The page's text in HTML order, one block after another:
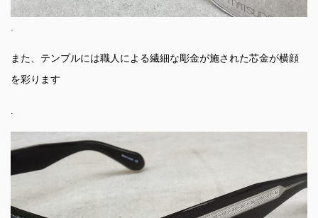
.
また、テンプルには職人による繊細な彫金が施された芯金が横顔
を彩ります
.